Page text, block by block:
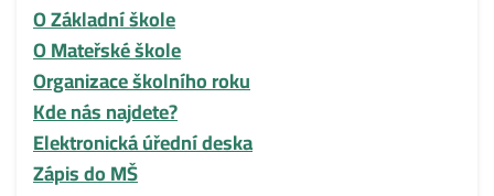
O Základní škole
O Mateřské škole
Organizace školního roku
Kde nás najdete?
Elektronická úřední deska
Zápis do MŠ